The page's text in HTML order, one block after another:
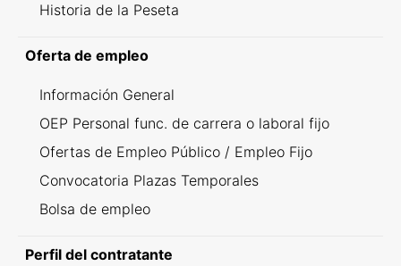
Historia de la Peseta
Oferta de empleo
Información General
OEP Personal func. de carrera o laboral fijo
Ofertas de Empleo Público / Empleo Fijo
Convocatoria Plazas Temporales
Bolsa de empleo
Perfil del contratante